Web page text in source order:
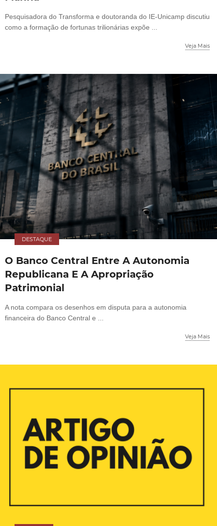
Pesquisadora do Transforma e doutoranda do IE-Unicamp discutiu
como a formação de fortunas trilionárias expõe ...
Veja Mais
DESTAQUE
O Banco Central Entre A Autonomia
Republicana E A Apropriação
Patrimonial
A nota compara os desenhos em disputa para a autonomia
financeira do Banco Central e ...
Veja Mais